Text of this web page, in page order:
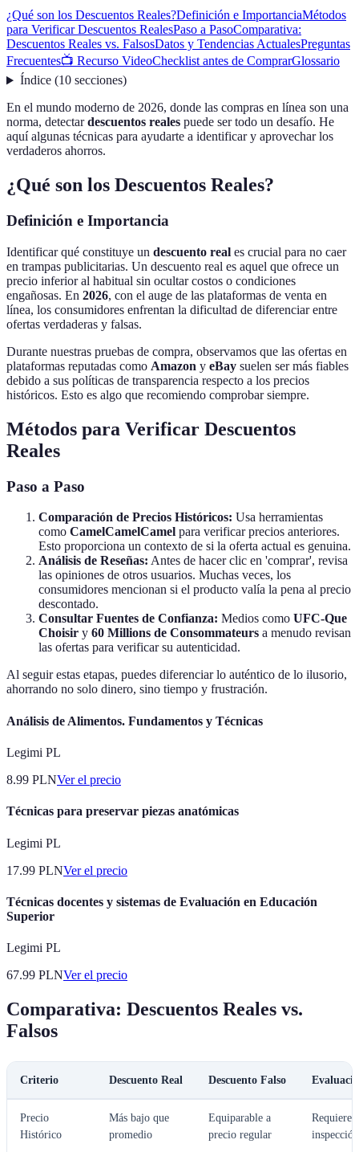
¿Qué son los Descuentos Reales?Definición e ImportanciaMétodos
para Verificar Descuentos RealesPaso a PasoComparativa:
Descuentos Reales vs. FalsosDatos y Tendencias ActualesPreguntas
Frecuentes📺 Recurso VideoChecklist antes de ComprarGlossario
Índice(10 secciones)
En el mundo moderno de 2026, donde las compras en línea son una
norma, detectardescuentos reales puede ser todo un desafío. He
aquí algunas técnicas para ayudarte a identificar y aprovechar los
verdaderos ahorros.
¿Qué son los Descuentos Reales?
Definición e Importancia
Identificar qué constituye un descuento real es crucial para no caer
en trampas publicitarias. Un descuento real es aquel que ofrece un
precio inferior al habitual sin ocultar costos o condiciones
engañosas. En 2026, con el auge de las plataformas de venta en
línea, los consumidores enfrentan la dificultad de diferenciar entre
ofertas verdaderas y falsas.
Durante nuestras pruebas de compra, observamos que las ofertas en
plataformas reputadas como Amazon y eBay suelen ser más fiables
debido a sus políticas de transparencia respecto a los precios
históricos. Esto es algo que recomiendo comprobar siempre.
Métodos para Verificar Descuentos
Reales
Paso a Paso
Comparación de Precios Históricos: Usa herramientas
como CamelCamelCamel para verificar precios anteriores.
Esto proporciona un contexto de si la oferta actual es genuina.
Análisis de Reseñas: Antes de hacer clic en 'comprar', revisa
las opiniones de otros usuarios. Muchas veces, los
consumidores mencionan si el producto valía la pena al precio
descontado.
Consultar Fuentes de Confianza: Medios como UFC-Que
Choisir y 60 Millions de Consommateurs a menudo revisan
las ofertas para verificar su autenticidad.
Al seguir estas etapas, puedes diferenciar lo auténtico de lo ilusorio,
ahorrando no solo dinero, sino tiempo y frustración.
Análisis de Alimentos. Fundamentos y Técnicas
Legimi PL
8.99 PLNVer el precio
Técnicas para preservar piezas anatómicas
Legimi PL
17.99 PLNVer el precio
Técnicas docentes y sistemas de Evaluación en Educación
Superior
Legimi PL
67.99 PLNVer el precio
Comparativa: Descuentos Reales vs.
Falsos
Criterio Descuento Real Descuento Falso
Precio
Histórico
Más bajo que
promedio
Equiparable a
precio regular
Requiere
inspección